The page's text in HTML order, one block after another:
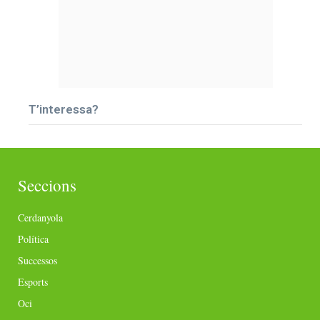
T’interessa?
Seccions
Cerdanyola
Política
Successos
Esports
Oci